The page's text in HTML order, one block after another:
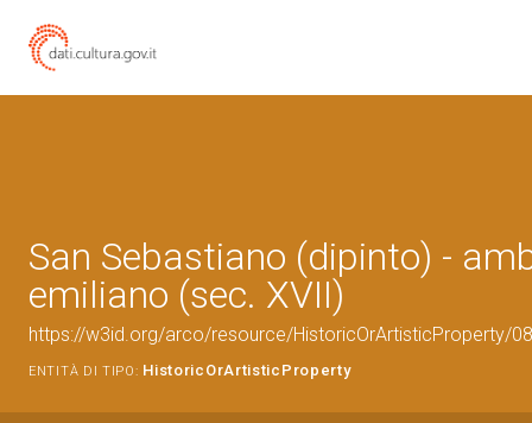
San Sebastiano (dipinto) -
emiliano (sec. XVII)
https://w3id.org/arco/resource/HistoricOrArtisticProperty/
ENTITÀ DI TIPO: HistoricOrArtisticProperty